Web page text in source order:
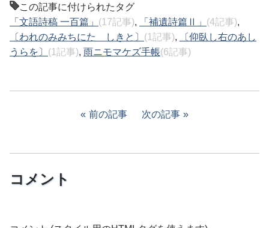
この記事に付けられたタグ
「文語詩稿 一百篇」 (17記事), 「補遺詩篇Ⅱ」 (4記事),
〔われのみみちにたゞしきと〕 (1記事),
〔仰臥し右のあし
うらを〕 (1記事), 雨ニモマケズ手帳(6記事)
前の記事 次の記事
コメント